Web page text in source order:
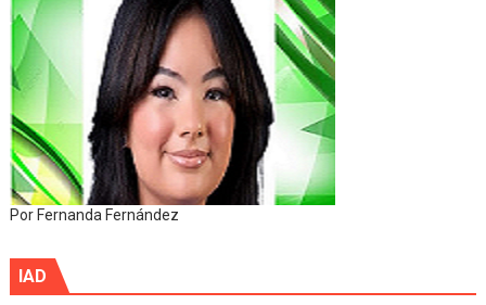
Por Fernanda Fernández
IAD